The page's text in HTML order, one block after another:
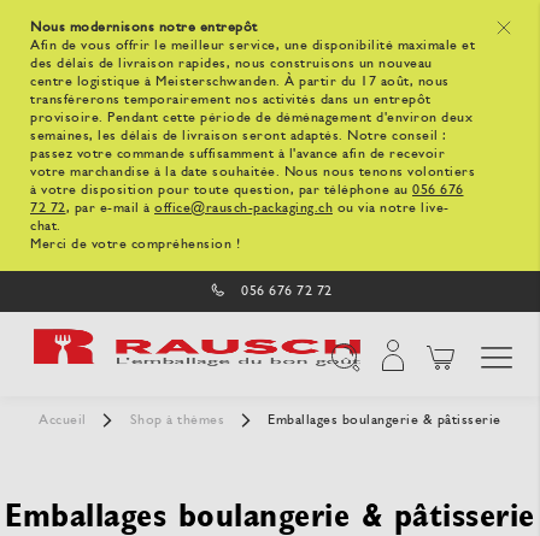
x
Nous modernisons notre entrepôt
Afin de vous offrir le meilleur service, une disponibilité maximale et
des délais de livraison rapides, nous construisons un nouveau
centre logistique à Meisterschwanden. À partir du 17 août, nous
transférerons temporairement nos activités dans un entrepôt
provisoire. Pendant cette période de déménagement d'environ deux
semaines, les délais de livraison seront adaptés. Notre conseil :
passez votre commande suffisamment à l'avance afin de recevoir
votre marchandise à la date souhaitée. Nous nous tenons volontiers
à votre disposition pour toute question, par téléphone au 056 676
72 72, par e-mail à office@rausch-packaging.ch ou via notre live-
chat.
Merci de votre compréhension !
056 676 72 72
Accueil Shop à thèmes Emballages boulangerie & pâtisserie
Emballages boulangerie & pâtisserie